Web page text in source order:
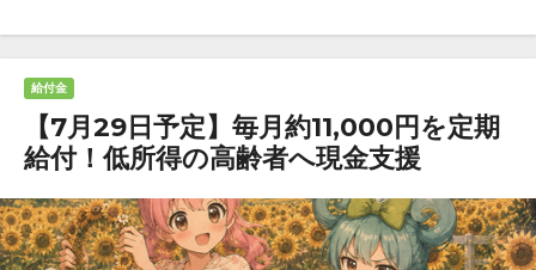
給付金
【7月29日予定】毎月約11,000円を定期
給付！低所得の高齢者へ現金支援